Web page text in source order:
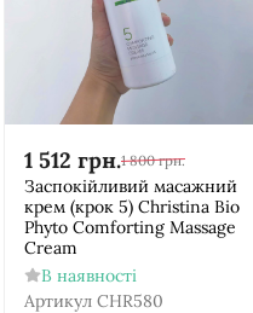
1 512 грн.1 800 грн.
Заспокійливий масажний
крем (крок 5) Christina Bio
Phyto Comforting Massage
Cream
В наявності
Артикул CHR580